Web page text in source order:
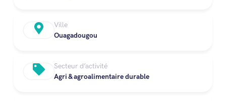
Ville
Ouagadougou
Secteur d’activité
Agri & agroalimentaire durable